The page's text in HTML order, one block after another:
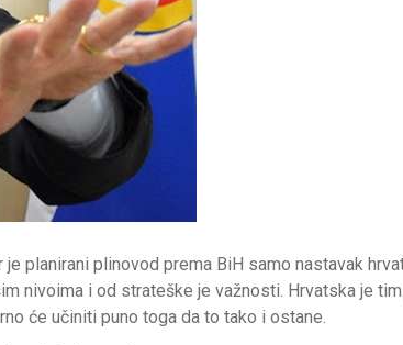
planirani plinovod prema BiH samo nastavak
nivoima i od strateške je važnosti. Hrvatska je
će učiniti puno toga da to tako i ostane.